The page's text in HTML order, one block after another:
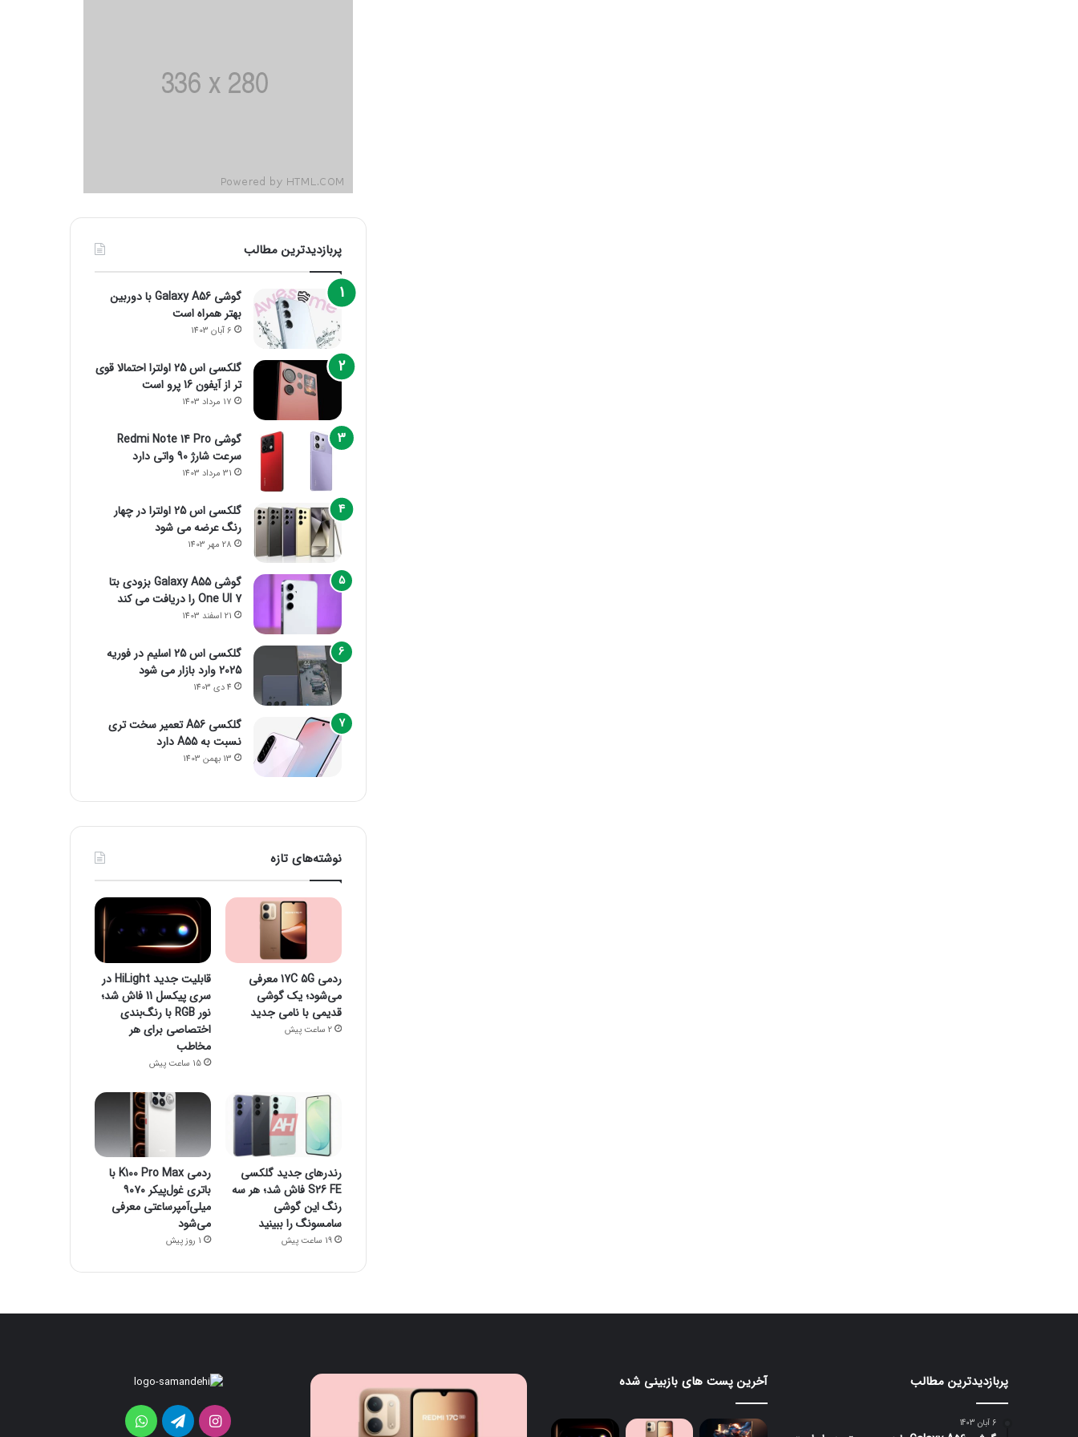
پربازدیدترین مطالب
گوشی Galaxy A56 با دوربین
بهتر همراه است
6 آبان 1403
گلکسی اس 25 اولترا احتمالا قوی
تر از آیفون 16 پرو است
17 مرداد 1403
گوشی Redmi Note 14 Pro
سرعت شارژ 90 واتی دارد
31 مرداد 1403
گلکسی اس 25 اولترا در چهار
رنگ عرضه می شود
28 مهر 1403
گوشی Galaxy A55 بزودی بتا
One UI 7 را دریافت می کند
21 اسفند 1403
گلکسی اس 25 اسلیم در فوریه
2025 وارد بازار می شود
4 دی 1403
گلکسی A56 تعمیر سخت تری
نسبت به A55 دارد
13 بهمن 1403
نوشته‌های تازه
ردمی 17C 5G معرفی
می‌شود؛ یک گوشی
قدیمی با نامی جدید
2 ساعت پیش
قابلیت جدید HiLight در
سری پیکسل 11 فاش شد؛
نور RGB با رنگ‌بندی
اختصاصی برای هر
مخاطب
15 ساعت پیش
رندرهای جدید گلکسی
S26 FE فاش شد؛ هر سه
رنگ این گوشی
سامسونگ را ببینید
19 ساعت پیش
ردمی K100 Pro Max با
باتری غول‌پیکر ۹۰۷۰
میلی‌آمپرساعتی معرفی
می‌شود
1 روز پیش
پربازدیدترین مطالب
6 آبان 1403
آخرین پست های بازبینی شده
ردمی
Max
مانیتور
گیمینگ
۲۴۰
هرتزی
ردمی
اینستاگرامتلگرام واتس